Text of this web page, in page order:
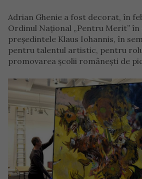
Adrian Ghenie a fost decorat, în
Ordinul Naţional „Pentru Merit” în
preşedintele Klaus Iohannis, în
pentru talentul artistic, pentru
promovarea şcolii româneşti de